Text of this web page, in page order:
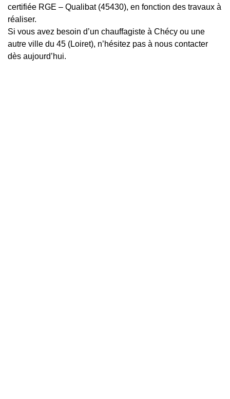
certifiée RGE – Qualibat (45430), en fonction des travaux à
réaliser.
Si vous avez besoin d’un chauffagiste à Chécy ou une
autre ville du 45 (Loiret), n’hésitez pas à nous contacter
dès aujourd’hui.